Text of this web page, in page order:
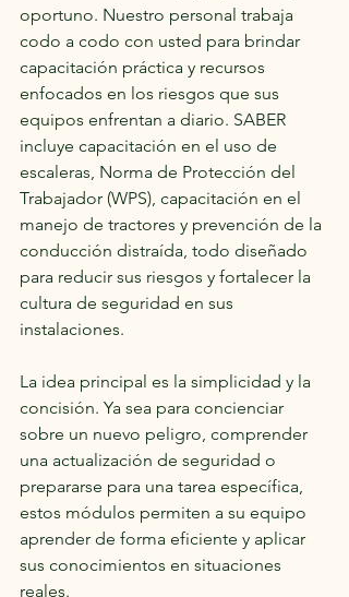
oportuno. Nuestro personal trabaja
codo a codo con usted para brindar
capacitación práctica y recursos
enfocados en los riesgos que sus
equipos enfrentan a diario. SABER
incluye capacitación en el uso de
escaleras, Norma de Protección del
Trabajador (WPS), capacitación en el
manejo de tractores y prevención de la
conducción distraída, todo diseñado
para reducir sus riesgos y fortalecer la
cultura de seguridad en sus
instalaciones.
La idea principal es la simplicidad y la
concisión. Ya sea para concienciar
sobre un nuevo peligro, comprender
una actualización de seguridad o
prepararse para una tarea específica,
estos módulos permiten a su equipo
aprender de forma eficiente y aplicar
sus conocimientos en situaciones
reales.